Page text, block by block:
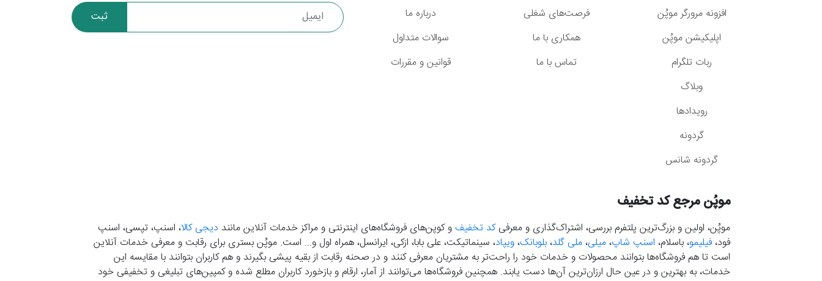
ثبت
افزونه مرورگر موپُن
اپلیکیشن موپُن
ربات تلگرام
وبلاگ
رویدادها
گردونه
گردونه شانس
فرصت‌های شغلی
همکاری با ما
تماس با ما
درباره ما
سوالات متداول
قوانین و مقررات
موپُن مرجع کد تخفیف
موپُن، اولین و بزرگ‌ترین پلتفرم بررسی، اشتراک‌گذاری و معرفیکد تخفیفو کوپن‌های فروشگاه‌های اینترنتی و مراکز خدمات آنلاین مانند دیجی کالا، اسنپ، تپسی، اسنپ
فود، فیلیمو، باسلام، اسنپ شاپ، میلی، ملی گلد، بلوبانک، ویپاد، سینماتیکت، علی بابا، ازکی، ایرانسل، همراه اول و... است. موپُن بستری برای رقابت و معرفی خدمات آنلاین
است تا هم فروشگاه‌ها بتوانند محصولات و خدمات خود را راحت‌تر به مشتریان معرفی کنند و در صحنه رقابت از بقیه پیشی بگیرند و هم کاربران بتوانند با مقایسه این
خدمات، به بهترین و در عین حال ارزان‌ترین آن‌ها دست‌ یابند. همچنین فروشگاه‌ها می‌توانند از آمار، ارقام و بازخورد کاربران مطلع شده و کمپین‌های تبلیغی و تخفیفی خود